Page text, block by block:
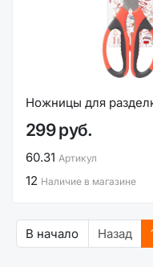
Ножницы для
299 руб.
60.31 Артикул
12 Наличие в магазине
В начало Назад